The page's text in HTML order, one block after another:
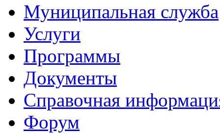
Муниципальная служба
Услуги
Программы
Документы
Справочная
Форум